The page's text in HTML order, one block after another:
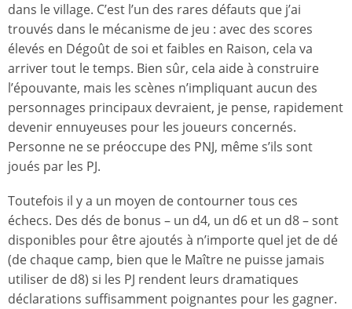
dans le village. C’est l’un des rares défauts que j’ai
trouvés dans le mécanisme de jeu : avec des scores
élevés en Dégoût de soi et faibles en Raison, cela va
arriver tout le temps. Bien sûr, cela aide à construire
l’épouvante, mais les scènes n’impliquant aucun des
personnages principaux devraient, je pense, rapidement
devenir ennuyeuses pour les joueurs concernés.
Personne ne se préoccupe des PNJ, même s’ils sont
joués par les PJ.
Toutefois il y a un moyen de contourner tous ces
échecs. Des dés de bonus – un d4, un d6 et un d8 – sont
disponibles pour être ajoutés à n’importe quel jet de dé
(de chaque camp, bien que le Maître ne puisse jamais
utiliser de d8) si les PJ rendent leurs dramatiques
déclarations suffisamment poignantes pour les gagner.